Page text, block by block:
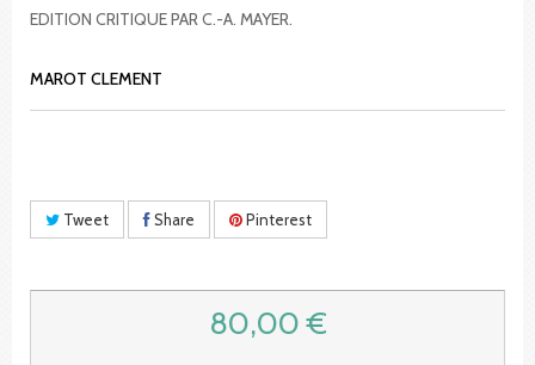
EDITION CRITIQUE PAR C.-A. MAYER.
MAROT CLEMENT
Tweet Share Pinterest
80,00 €